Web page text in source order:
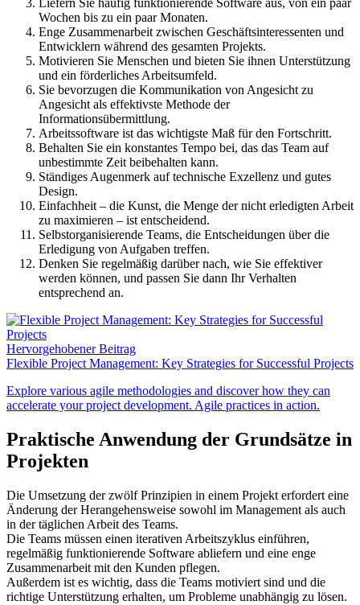
Liefern Sie häufig funktionierende Software aus, von ein paar
Wochen bis zu ein paar Monaten.
Enge Zusammenarbeit zwischen Geschäftsinteressenten und
Entwicklern während des gesamten Projekts.
Motivieren Sie Menschen und bieten Sie ihnen Unterstützung
und ein förderliches Arbeitsumfeld.
Sie bevorzugen die Kommunikation von Angesicht zu
Angesicht als effektivste Methode der
Informationsübermittlung.
Arbeitssoftware ist das wichtigste Maß für den Fortschritt.
Behalten Sie ein konstantes Tempo bei, das das Team auf
unbestimmte Zeit beibehalten kann.
Ständiges Augenmerk auf technische Exzellenz und gutes
Design.
Einfachheit – die Kunst, die Menge der nicht erledigten Arbeit
zu maximieren – ist entscheidend.
Selbstorganisierende Teams, die Entscheidungen über die
Erledigung von Aufgaben treffen.
Denken Sie regelmäßig darüber nach, wie Sie effektiver
werden können, und passen Sie dann Ihr Verhalten
entsprechend an.
Hervorgehobener Beitrag
Flexible Project Management: Key Strategies for Successful Projects
Explore various agile methodologies and discover how they can
accelerate your project development. Agile practices in action.
Praktische Anwendung der Grundsätze in
Projekten
Die Umsetzung der zwölf Prinzipien in einem Projekt erfordert eine
Änderung der Herangehensweise sowohl im Management als auch
in der täglichen Arbeit des Teams.
Die Teams müssen einen iterativen Arbeitszyklus einführen,
regelmäßig funktionierende Software abliefern und eine enge
Zusammenarbeit mit den Kunden pflegen.
Außerdem ist es wichtig, dass die Teams motiviert sind und die
richtige Unterstützung erhalten, um Probleme unabhängig zu lösen.